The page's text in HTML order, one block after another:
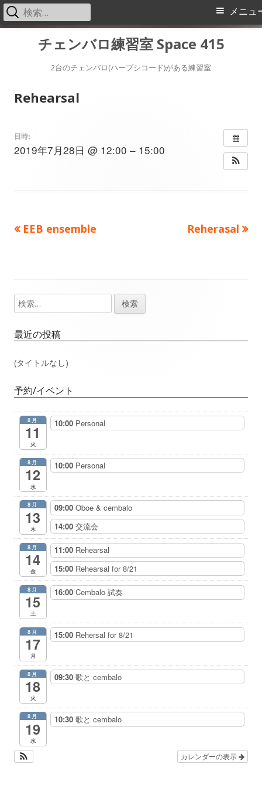
チェンバロ練習室 Space 415
2台のチェンバロ(ハープシコード)がある練習室
メ
メニュ
検
索:
Rehearsal
日時:
2019年7月28日 @ 12:00 – 15:00
投
ビ
ゲ
ー
シ
ョ
ン
前
EEB ensemble
次
Reherasal
メ
イ
ン
ド
バ
検
索:
最近の投稿
(タイトルなし)
予約/イベント
8月
11
火
10:00 Personal
8月
12
水
10:00 Personal
8月
13
木
09:00 Oboe & cembalo
14:00 交流会
8月
14
金
11:00 Rehearsal
15:00 Rehearsal for 8/21
8月
15
土
16:00 Cembalo 試奏
8月
17
月
15:00 Rehersal for 8/21
8月
18
火
09:30 歌と cembalo
8月
19
水
10:30 歌と cembalo
カレンダーの表示